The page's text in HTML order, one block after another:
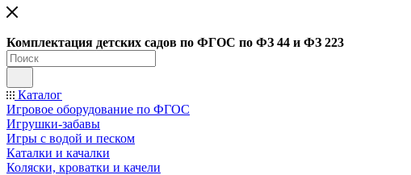
Комплектация детских садов по ФГОC по ФЗ 44 и ФЗ 223
Каталог
Игровое оборудование по ФГОС
Игрушки-забавы
Игры с водой и песком
Каталки и качалки
Коляски, кроватки и качели